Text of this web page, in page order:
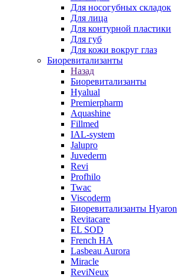
Для носогубных складок
Для лица
Для контурной пластики
Для губ
Для кожи вокруг глаз
Биоревитализанты
Назад
Биоревитализанты
Hyalual
Premierpharm
Aquashine
Fillmed
IAL-system
Jalupro
Juvederm
Revi
Profhilo
Twac
Viscoderm
Биоревитализанты Hyaron
Revitacare
EL SOD
French HA
Lasbeau Aurora
Miracle
ReviNeux